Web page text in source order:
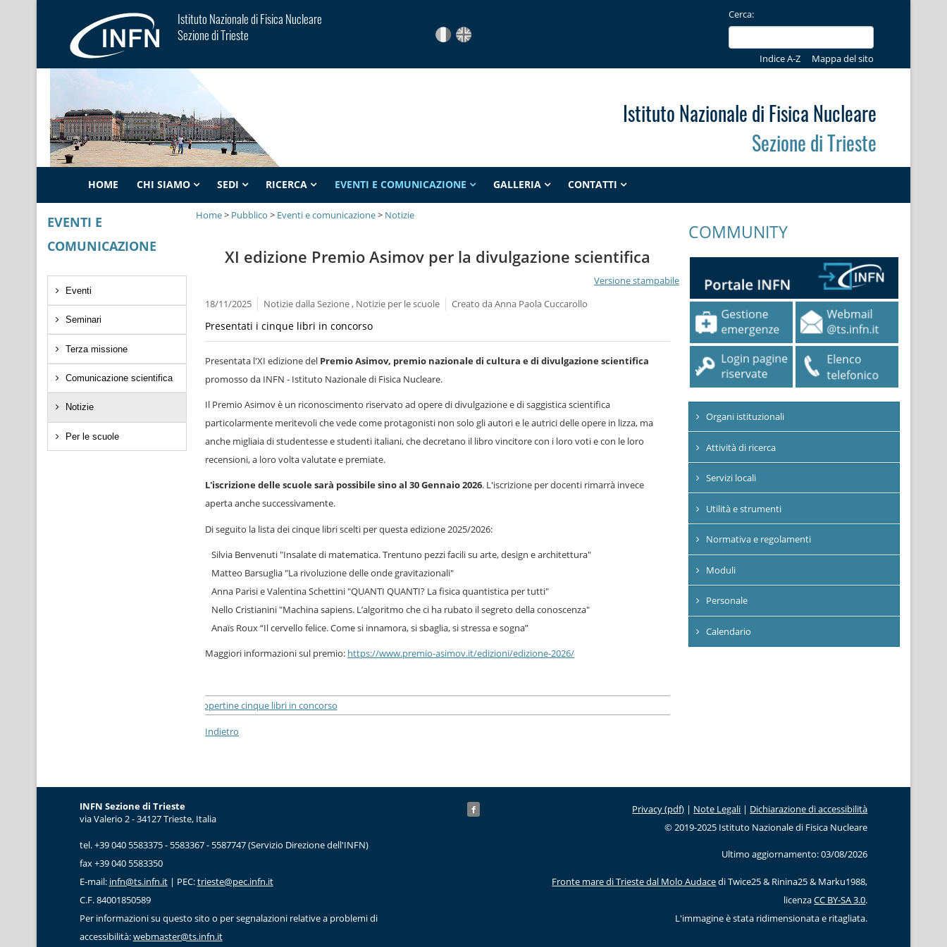
Istituto Nazionale di Fisica Nucleare
Sezione di Trieste
Cerca:
Indice A-Z Mappa del sito
Istituto Nazionale di Fisica Nucleare
Sezione di Trieste
HOME CHI SIAMO SEDI RICERCA EVENTI E COMUNICAZIONE GALLERIA CONTATTI
EVENTI E
COMUNICAZIONE
Eventi
Seminari
Terza missione
Comunicazione scientifica
Notizie
Per le scuole
Home> Pubblico > Eventi e comunicazione> Notizie
XI edizione Premio Asimov per la divulgazione scientifica
Versione stampabile
18/11/2025
Notizie dalla Sezione , Notizie per le scuole Creato daAnna Paola Cuccarollo
Presentati i cinque libri in concorso
Presentata l'XI edizione del Premio Asimov, premio nazionale di cultura e di divulgazione scientifica
promosso da INFN - Istituto Nazionale di Fisica Nucleare.
Il Premio Asimov è un riconoscimento riservato ad opere di divulgazione e di saggistica scientifica
particolarmente meritevoli che vede come protagonisti non solo gli autori e le autrici delle opere in lizza, ma
anche migliaia di studentesse e studenti italiani, che decretano il libro vincitore con i loro voti e con le loro
recensioni, a loro volta valutate e premiate.
L'iscrizione delle scuole sarà possibile sino al 30 Gennaio 2026. L'iscrizione per docenti rimarrà invece
aperta anche successivamente.
Di seguito la lista dei cinque libri scelti per questa edizione 2025/2026:
Silvia Benvenuti "Insalate di matematica. Trentuno pezzi facili su arte, design e architettura"
Matteo Barsuglia "La rivoluzione delle onde gravitazionali"
Anna Parisi e Valentina Schettini "QUANTI QUANTI? La fisica quantistica per tutti"
Nello Cristianini "Machina sapiens. L’algoritmo che ci ha rubato il segreto della conoscenza"
Anaïs Roux “Il cervello felice. Come si innamora, si sbaglia, si stressa e sogna”
Maggiori informazioni sul premio: https://www.premio-asimov.it/edizioni/edizione-2026/
Indietro
COMMUNITY
Organi istituzionali
Attività di ricerca
Servizi locali
Utilità e strumenti
Normativa e regolamenti
Moduli
Personale
Calendario
INFN Sezione di Trieste
via Valerio 2 - 34127 Trieste, Italia
tel. +39 040 5583375 - 5583367 - 5587747 (Servizio Direzione dell'INFN)
fax +39 040 5583350
E-mail: infn@ts.infn.it| PEC:trieste@pec.infn.it
C.F. 84001850589
Per informazioni su questo sito o per segnalazioni relative a problemi di
accessibilità:webmaster@ts.infn.it
Privacy (pdf) | Note Legali | Dichiarazione di accessibilità
© 2019-2025 Istituto Nazionale di Fisica Nucleare
Ultimo aggiornamento: 03/08/2026
Fronte mare di Trieste dal Molo Audacedi Twice25 & Rinina25 & Marku1988,
licenzaCC BY-SA 3.0.
L'immagine è stata ridimensionata e ritagliata.